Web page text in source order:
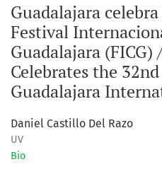
Guadalajara
Festival
Guadalajara (FICG)
Celebrates the
Guadalajara
Daniel Castillo Del Razo
UV
Bio